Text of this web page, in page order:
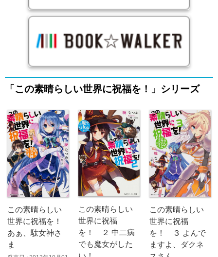
「この素晴らしい世界に祝福を！」シリーズ
この素晴らしい
世界に祝福を！
あぁ、駄女神さ
ま
この素晴らしい
世界に祝福
を！ ２ 中二病
でも魔女がした
この素晴らしい
世界に祝福
を！ ３ よんで
ますよ、ダクネ